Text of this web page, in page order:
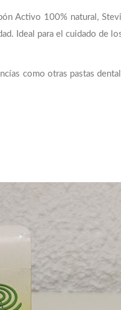
Activo 100% natural,
Ideal para el cuidado de
como otras pastas